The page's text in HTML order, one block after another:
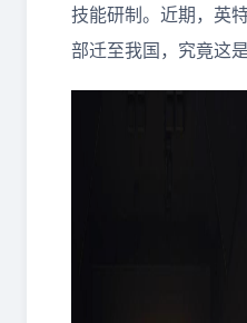
技能研制。近期，英
部迁至我国，究竟这